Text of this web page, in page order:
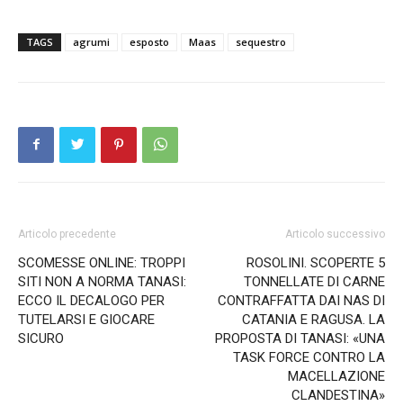
TAGS agrumi esposto Maas sequestro
Articolo precedente
SCOMESSE ONLINE: TROPPI
SITI NON A NORMA TANASI:
ECCO IL DECALOGO PER
TUTELARSI E GIOCARE
SICURO
Articolo successivo
ROSOLINI. SCOPERTE 5
TONNELLATE DI CARNE
CONTRAFFATTA DAI NAS DI
CATANIA E RAGUSA. LA
PROPOSTA DI TANASI: «UNA
TASK FORCE CONTRO LA
MACELLAZIONE
CLANDESTINA»